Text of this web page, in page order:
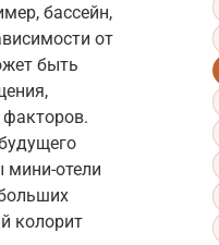
бассейн,
от
быть
мини-отели
колорит